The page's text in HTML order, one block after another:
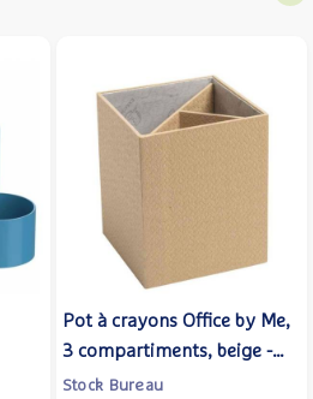
Pot à crayons Office by Me,
3 compartiments, beige -
EXACOMPTA
Stock Bureau